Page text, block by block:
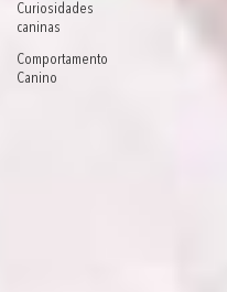
Curiosidades
caninas
Comportamento
Canino